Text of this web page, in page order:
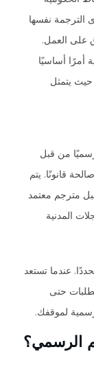
الترجمة نفسها
على العمل.
أمرًا أساسيًا
يتمثل
من قبل
قانونًا. يتم
مترجم معتمد
المدنية
عندما تستعد
حتى
لموقفك.
الرسمي؟